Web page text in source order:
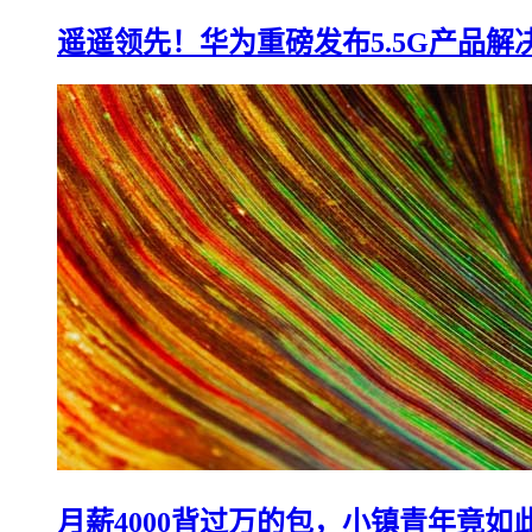
遥遥领先！华为重磅发布5.5G产品解